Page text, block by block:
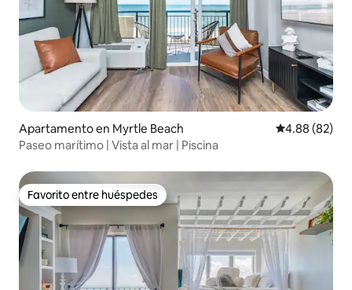
Apartamento en Myrtle Beach Calificación
4.88 (82)
Paseo marítimo | Vista al mar | Piscina
Favorito entre huéspedes
Favorito entre huéspedes